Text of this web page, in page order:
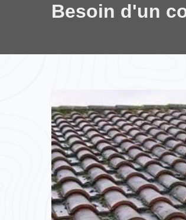
Besoin d'un